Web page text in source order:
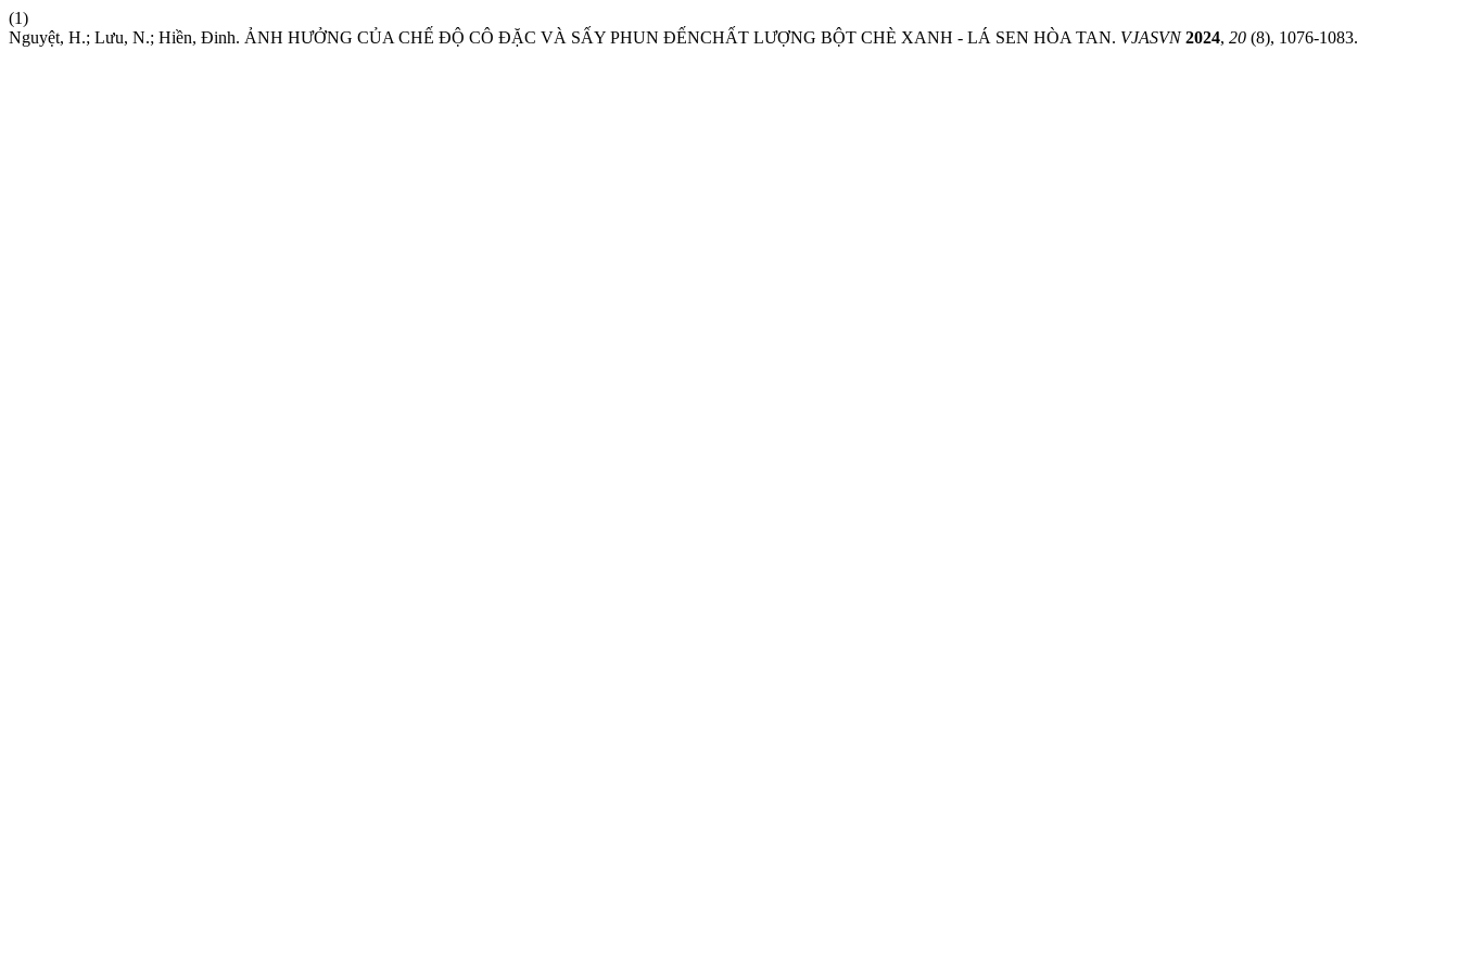
(1)
Nguyệt, H.; Lưu, N.; Hiền, Đinh. ẢNH HƯỞNG CỦA CHẾ ĐỘ CÔ ĐẶC VÀ SẤY PHUN ĐẾNCHẤT LƯỢNG BỘT CHÈ XANH - LÁ SEN HÒA TAN. VJASVN 2024, 20 (8), 1076-1083.